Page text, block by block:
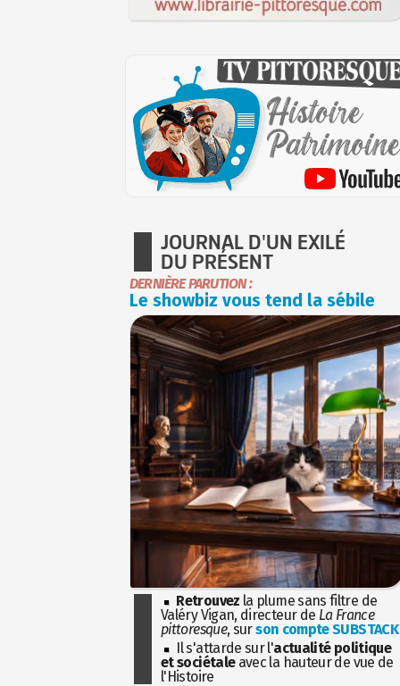
JOURNAL D'UN EXILÉ
DU PRÉSENT
DERNIÈRE PARUTION :
Le showbiz vous tend la sébile
Retrouvez la plume sans filtre de
Valéry Vigan, directeur de La France
pittoresque, surson compte SUBSTACK
Il s'attarde sur l'actualité politique
et sociétaleavec la hauteur de vue de
l'Histoire